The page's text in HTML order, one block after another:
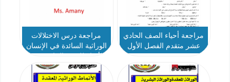
مراجعة أحياء الصف الحادي
عشر متقدم الفصل الأول
مراجعة درس الاختلالات
الوراثية السائدة في الإنسان
متقدم